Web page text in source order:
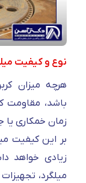
نوع و کیفیت
هرچه میزان
باشد، مقاومت
زمان خمکاری
بر این کیفیت
زیادی خواهد
میلگرد،